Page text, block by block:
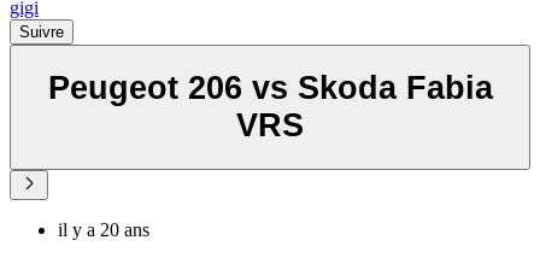
gigi
Suivre
Peugeot 206 vs Skoda Fabia
VRS
il y a 20 ans